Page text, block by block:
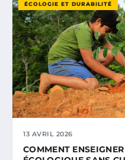
ÉCOLOGIE ET DURABILITÉ
13 AVRIL 2026
COMMENT